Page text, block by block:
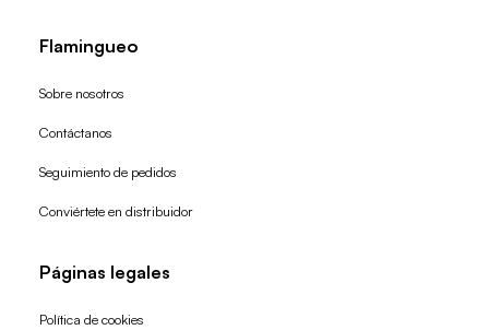
Flamingueo
Sobre nosotros
Contáctanos
Seguimiento de pedidos
Conviértete en distribuidor
Páginas legales
Política de cookies